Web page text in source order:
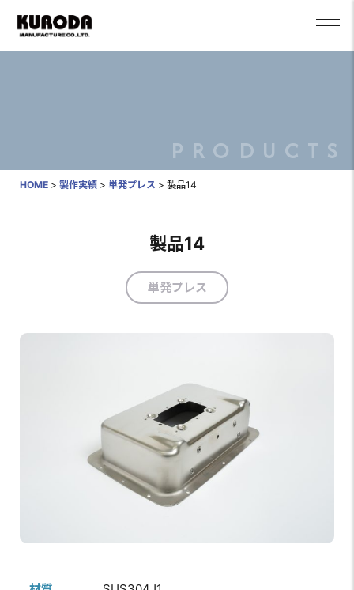
PRODUCTS
HOME >製作実績 >単発プレス >製品14
製品14
単発プレス